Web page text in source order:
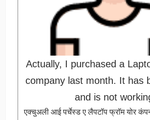
Actually, I purchased a
company last month. It has
and is not
एक्चुअली आई पर्चेस्ड ए लैपटॉप फ्रॉम योर